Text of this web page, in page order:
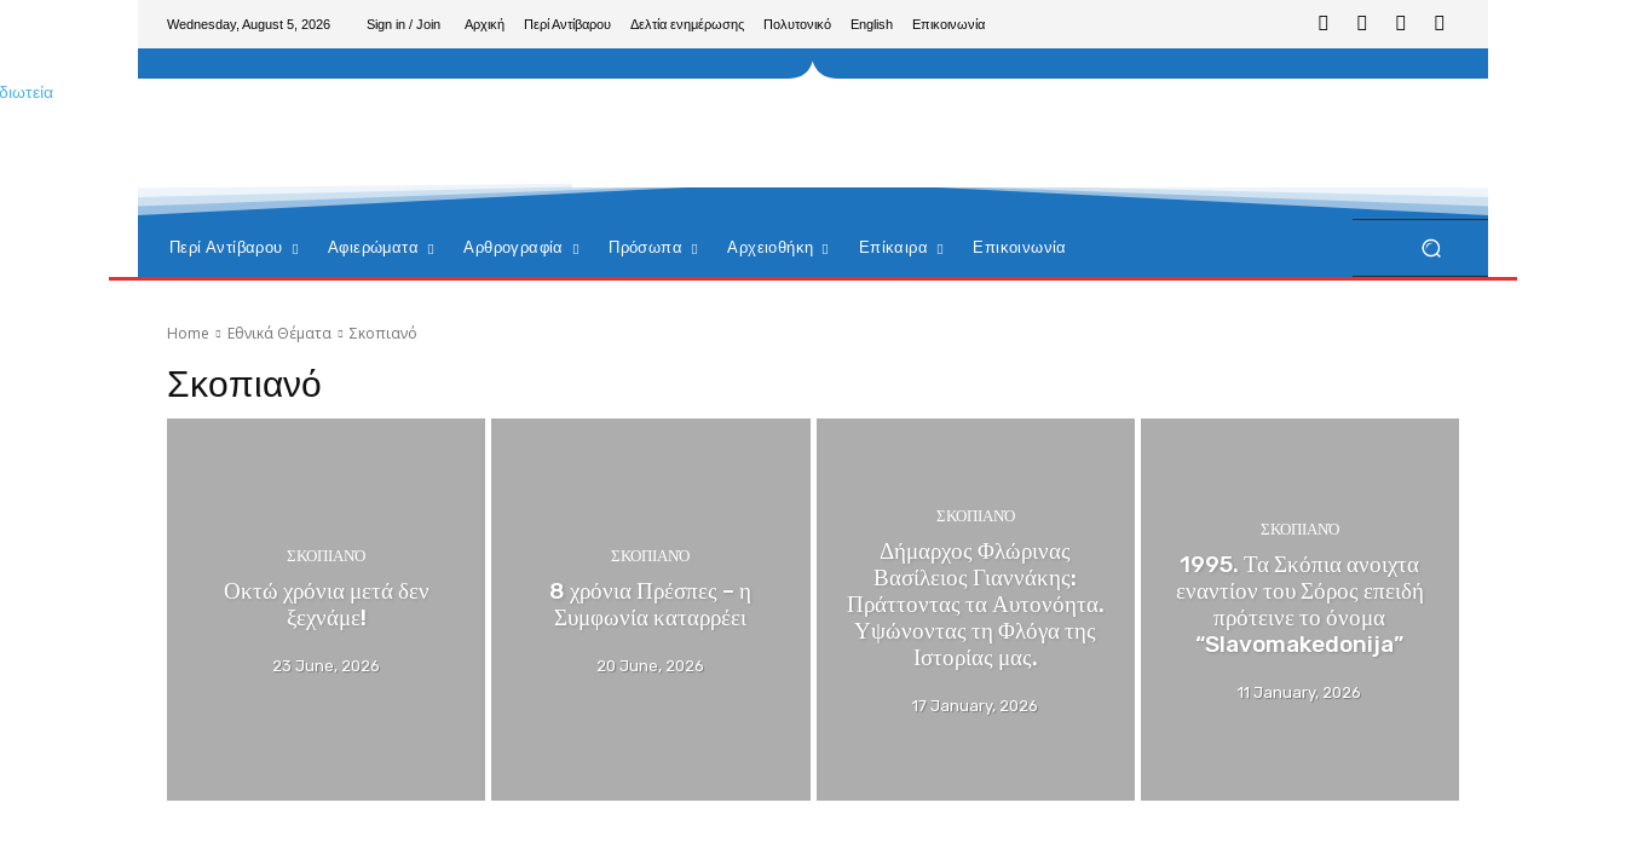
Wednesday, August 5, 2026 Sign in / Join Αρχική Περί Αντίβαρου Δελτία ενημέρωσης Πολυτονικό English Επικοινωνία
Περί Αντίβαρου Αφιερώματα Αρθρογραφία Πρόσωπα Αρχειοθήκη Επίκαιρα Επικοινωνία
Home Εθνικά Θέματα Σκοπιανό
Σκοπιανό
ΣΚΟΠΙΑΝΌ
Οκτώ χρόνια μετά δεν
ξεχνάμε!
23 June, 2026
ΣΚΟΠΙΑΝΌ
8 χρόνια Πρέσπες – η
Συμφωνία καταρρέει
20 June, 2026
ΣΚΟΠΙΑΝΌ
Δήμαρχος Φλώρινας
Βασίλειος Γιαννάκης:
Πράττοντας τα Αυτονόητα.
Υψώνοντας τη Φλόγα της
Ιστορίας μας.
17 January, 2026
ΣΚΟΠΙΑΝΌ
1995. Τα Σκόπια ανοιχτα
εναντίον του Σόρος επειδή
πρότεινε το όνομα
“Slavomakedonija”
11 January, 2026